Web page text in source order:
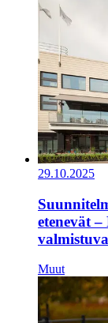
29.10.2025
etenevät
Muut